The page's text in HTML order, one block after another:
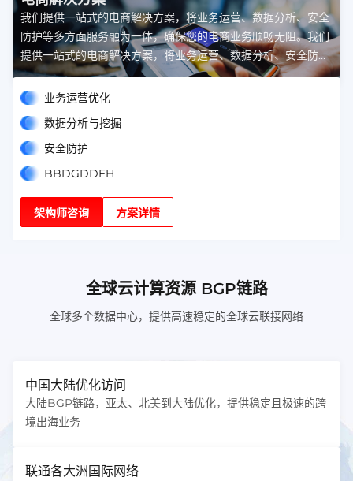
我们提供一站式的电商解决方案，将业务运营、数据分析、安全
防护等多方面服务融为一体，确保您的电商业务顺畅无阻。我们
提供一站式的电商解决方案，将业务运营、数据分析、安全防护
等多方面服务融为一体，确保您的电商业务顺畅无阻。
业务运营优化
数据分析与挖掘
安全防护
BBDGDDFH
架构师咨询 方案详情
全球云计算资源 BGP链路
全球多个数据中心，提供高速稳定的全球云联接网络
中国大陆优化访问
大陆BGP链路，亚太、北美到大陆优化，提供稳定且极速的跨
境出海业务
联通各大洲国际网络